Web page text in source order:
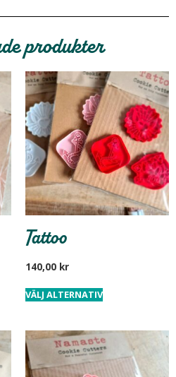
produkter
Tattoo
140,00 kr
VÄLJ ALTERNATIV